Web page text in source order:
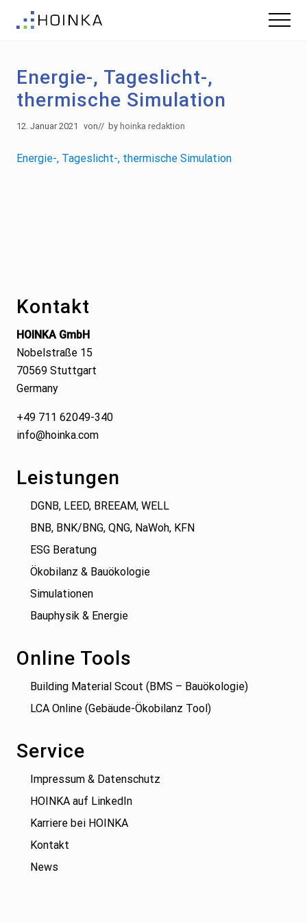
Fußzeile
Green
Building
Menu
Energie-, Tageslicht-,
thermische Simulation
12. Januar 2021 von// by hoinka redaktion
Energie-, Tageslicht-, thermische Simulation
Kontakt
HOINKA GmbH
Nobelstraße 15
70569 Stuttgart
Germany
+49 711 62049-340
info@hoinka.com
Leistungen
DGNB, LEED, BREEAM, WELL
BNB, BNK/BNG, QNG, NaWoh, KFN
ESG Beratung
Ökobilanz & Bauökologie
Simulationen
Bauphysik & Energie
Online Tools
Building Material Scout (BMS – Bauökologie)
LCA Online (Gebäude-Ökobilanz Tool)
Service
Impressum & Datenschutz
HOINKA auf LinkedIn
Karriere bei HOINKA
Kontakt
News